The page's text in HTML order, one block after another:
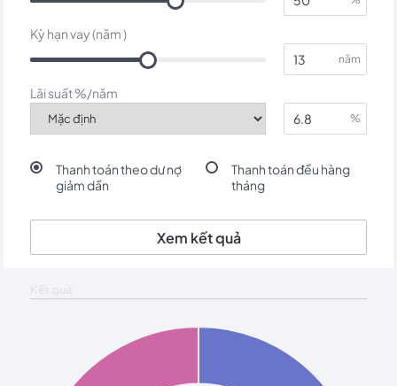
Kỳ hạn vay (năm )
năm
Lãi suất %/năm
%
Thanh toán theo dư nợ
giảm dần
Thanh toán đều hàng
tháng
Xem kết quả
Kết quả